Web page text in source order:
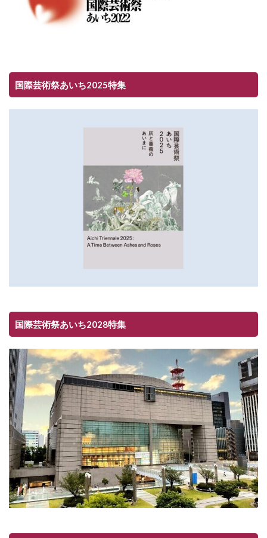
国際芸術祭あいち2025特集
国際芸術祭あいち2028特集